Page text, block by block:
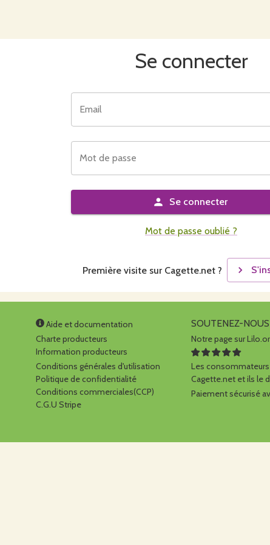
Se connecter
Email
Mot de passe
Se connecter
Mot de passe oublié ?
Première visite sur Cagette.net ?
Aide et documentation
Charte producteurs
Information producteurs
Conditions générales d'utilisation
Politique de confidentialité
Conditions commerciales(CCP)
C.G.U Stripe
SOUTENEZ-NOUS
Notre page sur
Les
Cagette.net et ils le
Paiement sécurisé